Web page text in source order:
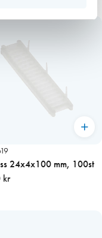
24x4x100 mm, 100st
kr